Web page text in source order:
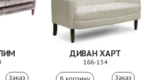
Заказ
ДИВАН ХАРТ
166-154
Заказ